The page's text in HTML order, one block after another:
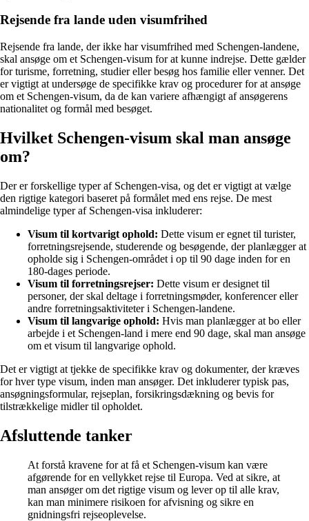
Rejsende fra lande uden visumfrihed
Rejsende fra lande, der ikke har visumfrihed med Schengen-landene,
skal ansøge om et Schengen-visum for at kunne indrejse. Dette gælder
for turisme, forretning, studier eller besøg hos familie eller venner. Det
er vigtigt at undersøge de specifikke krav og procedurer for at ansøge
om et Schengen-visum, da de kan variere afhængigt af ansøgerens
nationalitet og formål med besøget.
Hvilket Schengen-visum skal man ansøge
om?
Der er forskellige typer af Schengen-visa, og det er vigtigt at vælge
den rigtige kategori baseret på formålet med ens rejse. De mest
almindelige typer af Schengen-visa inkluderer:
Visum til kortvarigt ophold: Dette visum er egnet til turister,
forretningsrejsende, studerende og besøgende, der planlægger at
opholde sig i Schengen-området i op til 90 dage inden for en
180-dages periode.
Visum til forretningsrejser: Dette visum er designet til
personer, der skal deltage i forretningsmøder, konferencer eller
andre forretningsaktiviteter i Schengen-landene.
Visum til langvarige ophold: Hvis man planlægger at bo eller
arbejde i et Schengen-land i mere end 90 dage, skal man ansøge
om et visum til langvarige ophold.
Det er vigtigt at tjekke de specifikke krav og dokumenter, der kræves
for hver type visum, inden man ansøger. Det inkluderer typisk pas,
ansøgningsformular, rejseplan, forsikringsdækning og bevis for
tilstrækkelige midler til opholdet.
Afsluttende tanker
At forstå kravene for at få et Schengen-visum kan være
afgørende for en vellykket rejse til Europa. Ved at sikre, at
man ansøger om det rigtige visum og lever op til alle krav,
kan man minimere risikoen for afvisning og sikre en
gnidningsfri rejseoplevelse.